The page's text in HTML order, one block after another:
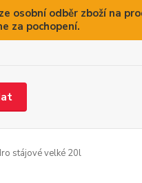
osobní odběr zboží na
za pochopení.
stájové velké 20l